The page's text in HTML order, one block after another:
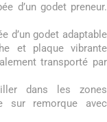
d’un godet preneur.
d’un godet adaptable
et plaque vibrante
transporté par
dans les zones
sur remorque avec